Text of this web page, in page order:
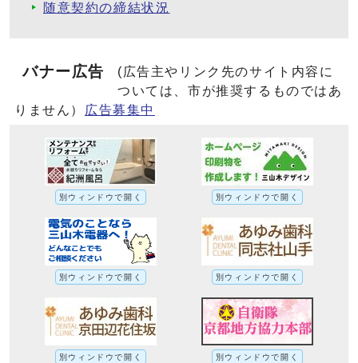
随意契約の締結状況
バナー広告
(広告主やリンク先のサイト内容に
ついては、市が推奨するものではあ
りません）
広告募集中
別ウィンドウで開く 別ウィンドウで開く
別ウィンドウで開く 別ウィンドウで開く
別ウィンドウで開く 別ウィンドウで開く